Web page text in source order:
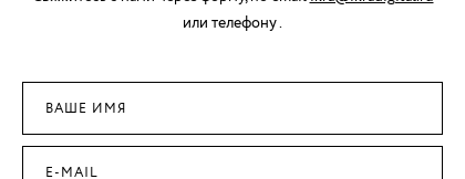
или телефону .